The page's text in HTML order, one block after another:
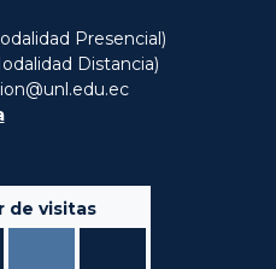
Presencial)
Distancia)
de visitas